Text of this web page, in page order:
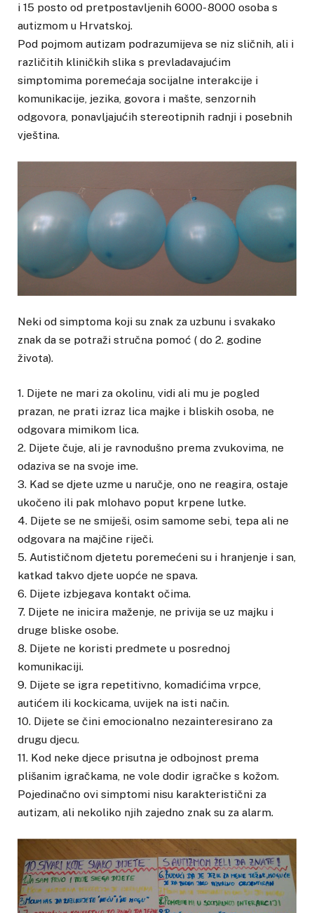
i 15 posto od pretpostavljenih 6000- 8000 osoba s
autizmom u Hrvatskoj.
Pod pojmom autizam podrazumijeva se niz sličnih, ali i
različitih kliničkih slika s prevladavajućim
simptomima poremećaja socijalne interakcije i
komunikacije, jezika, govora i mašte, senzornih
odgovora, ponavljajućih stereotipnih radnji i posebnih
vještina.
Neki od simptoma koji su znak za uzbunu i svakako
znak da se potraži stručna pomoć ( do 2. godine
života).
1. Dijete ne mari za okolinu, vidi ali mu je pogled
prazan, ne prati izraz lica majke i bliskih osoba, ne
odgovara mimikom lica.
2. Dijete čuje, ali je ravnodušno prema zvukovima, ne
odaziva se na svoje ime.
3. Kad se djete uzme u naručje, ono ne reagira, ostaje
ukočeno ili pak mlohavo poput krpene lutke.
4. Dijete se ne smiješi, osim samome sebi, tepa ali ne
odgovara na majčine riječi.
5. Autističnom djetetu poremećeni su i hranjenje i san,
katkad takvo djete uopće ne spava.
6. Dijete izbjegava kontakt očima.
7. Dijete ne inicira maženje, ne privija se uz majku i
druge bliske osobe.
8. Dijete ne koristi predmete u posrednoj
komunikaciji.
9. Dijete se igra repetitivno, komadićima vrpce,
autićem ili kockicama, uvijek na isti način.
10. Dijete se čini emocionalno nezainteresirano za
drugu djecu.
11. Kod neke djece prisutna je odbojnost prema
plišanim igračkama, ne vole dodir igračke s kožom.
Pojedinačno ovi simptomi nisu karakteristični za
autizam, ali nekoliko njih zajedno znak su za alarm.